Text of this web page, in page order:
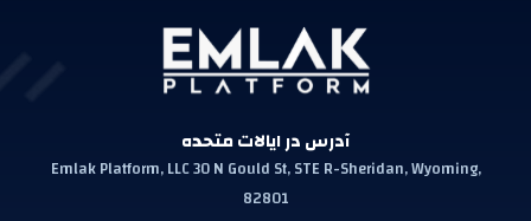
آدرس در ایالات متحده
Emlak Platform, LLC 30 N Gould St, STE R-Sheridan, Wyoming,
82801